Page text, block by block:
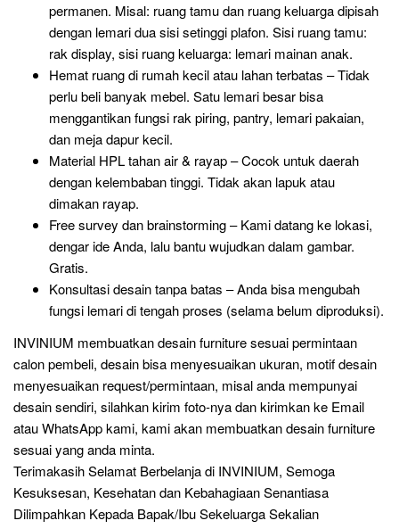
permanen. Misal: ruang tamu dan ruang keluarga dipisah
dengan lemari dua sisi setinggi plafon. Sisi ruang tamu:
rak display, sisi ruang keluarga: lemari mainan anak.
Hemat ruang di rumah kecil atau lahan terbatas – Tidak
perlu beli banyak mebel. Satu lemari besar bisa
menggantikan fungsi rak piring, pantry, lemari pakaian,
dan meja dapur kecil.
Material HPL tahan air & rayap – Cocok untuk daerah
dengan kelembaban tinggi. Tidak akan lapuk atau
dimakan rayap.
Free survey dan brainstorming – Kami datang ke lokasi,
dengar ide Anda, lalu bantu wujudkan dalam gambar.
Gratis.
Konsultasi desain tanpa batas – Anda bisa mengubah
fungsi lemari di tengah proses (selama belum diproduksi).
INVINIUM membuatkan desain furniture sesuai permintaan
calon pembeli, desain bisa menyesuaikan ukuran, motif desain
menyesuaikan request/permintaan, misal anda mempunyai
desain sendiri, silahkan kirim foto-nya dan kirimkan ke Email
atau WhatsApp kami, kami akan membuatkan desain furniture
sesuai yang anda minta.
Terimakasih Selamat Berbelanja di INVINIUM, Semoga
Kesuksesan, Kesehatan dan Kebahagiaan Senantiasa
Dilimpahkan Kepada Bapak/Ibu Sekeluarga Sekalian